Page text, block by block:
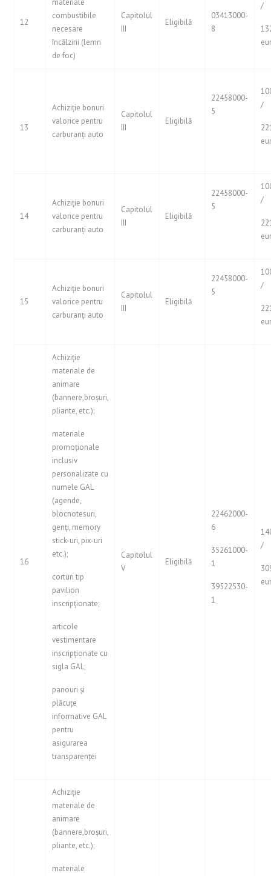
12
materiale
combustibile
necesare
încălzirii (lemn
de foc)
Capitolul
III
Eligibilă
03413000-
8
/
13
Achiziție bonuri
valorice pentru
carburanți auto
Capitolul
III
Eligibilă
22458000-
5
/
14
Achiziție bonuri
valorice pentru
carburanți auto
Capitolul
III
Eligibilă
22458000-
5
/
15
Achiziție bonuri
valorice pentru
carburanți auto
Capitolul
III
Eligibilă
22458000-
5
/
16
Achiziție
materiale de
animare
(bannere,broșuri,
pliante, etc.);
materiale
promoționale
inclusiv
personalizate cu
numele GAL
(agende,
blocnotesuri,
genți, memory
stick-uri, pix-uri
etc.);
corturi tip
pavilion
inscripționate;
articole
vestimentare
inscripționate cu
sigla GAL;
panouri și
plăcuțe
informative GAL
pentru
asigurarea
transparenței
Capitolul
V
Eligibilă
22462000-
6
35261000-
1
39522530-
1
/
Achiziție
materiale de
animare
(bannere,broșuri,
pliante, etc.);
materiale